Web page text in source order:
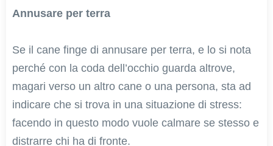
Annusare per terra
Se il cane finge di annusare per terra, e lo si nota
perché con la coda dell’occhio guarda altrove,
magari verso un altro cane o una persona, sta ad
indicare che si trova in una situazione di stress:
facendo in questo modo vuole calmare se stesso e
distrarre chi ha di fronte.